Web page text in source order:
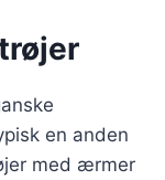
en anden
med ærmer